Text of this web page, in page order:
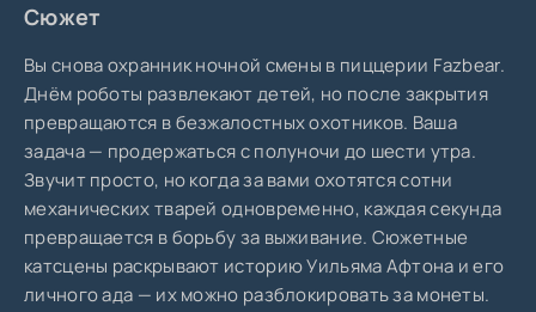
Сюжет
Вы снова охранник ночной смены в пиццерии Fazbear.
Днём роботы развлекают детей, но после закрытия
превращаются в безжалостных охотников. Ваша
задача — продержаться с полуночи до шести утра.
Звучит просто, но когда за вами охотятся сотни
механических тварей одновременно, каждая секунда
превращается в борьбу за выживание. Сюжетные
катсцены раскрывают историю Уильяма Афтона и его
личного ада — их можно разблокировать за монеты.